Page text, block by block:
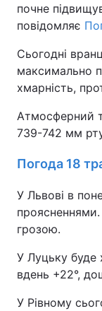
почне
повідомляє
Сьогодні
максимально
хмарність,
Атмосферний
739-742 мм
Погода 18
У Львові в
проясненнями.
грозою.
У Луцьку буде
вдень +22°,
У Рівному